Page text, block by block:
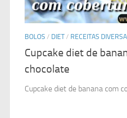
BOLOS / DIET/ RECEITAS
Cupcake diet de
chocolate
Cupcake diet de banana com